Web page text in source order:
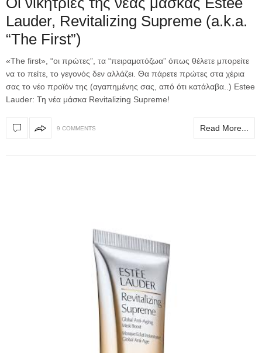
Lauder, Revitalizing Supreme (a.k.a.
“The First”)
«The first», “οι πρώτες”, τα “πειραματόζωα” όπως θέλετε μπορείτε
να το πείτε, το γεγονός δεν αλλάζει. Θα πάρετε πρώτες στα χέρια
σας το νέο προϊόν της (αγαπημένης σας, από ότι κατάλαβα..) Estee
Lauder: Τη νέα μάσκα Revitalizing Supreme!
9 COMMENTS Read More...